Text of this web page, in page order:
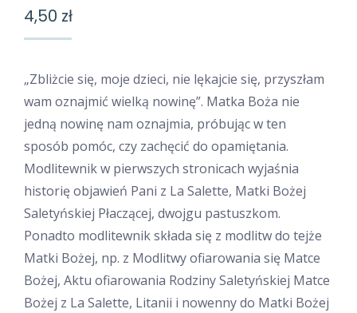
4,50 zł
„Zbliżcie się, moje dzieci, nie lękajcie się, przyszłam
wam oznajmić wielką nowinę”. Matka Boża nie
jedną nowinę nam oznajmia, próbując w ten
sposób pomóc, czy zachęcić do opamiętania.
Modlitewnik w pierwszych stronicach wyjaśnia
historię objawień Pani z La Salette, Matki Bożej
Saletyńskiej Płaczącej, dwojgu pastuszkom.
Ponadto modlitewnik składa się z modlitw do tejże
Matki Bożej, np. z Modlitwy ofiarowania się Matce
Bożej, Aktu ofiarowania Rodziny Saletyńskiej Matce
Bożej z La Salette, Litanii i nowenny do Matki Bożej